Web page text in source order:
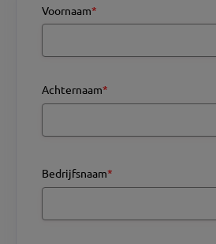
Voornaam*
Achternaam*
Bedrijfsnaam*